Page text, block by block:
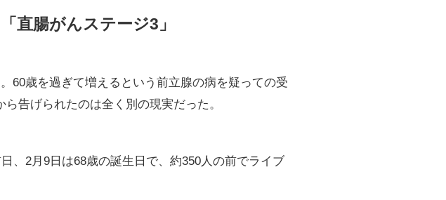
直腸がんステージ3」
60歳を過ぎて増えるという前立腺の病を疑っての受
告げられたのは全く別の現実だった。
、2月9日は68歳の誕生日で、約350人の前でライブ